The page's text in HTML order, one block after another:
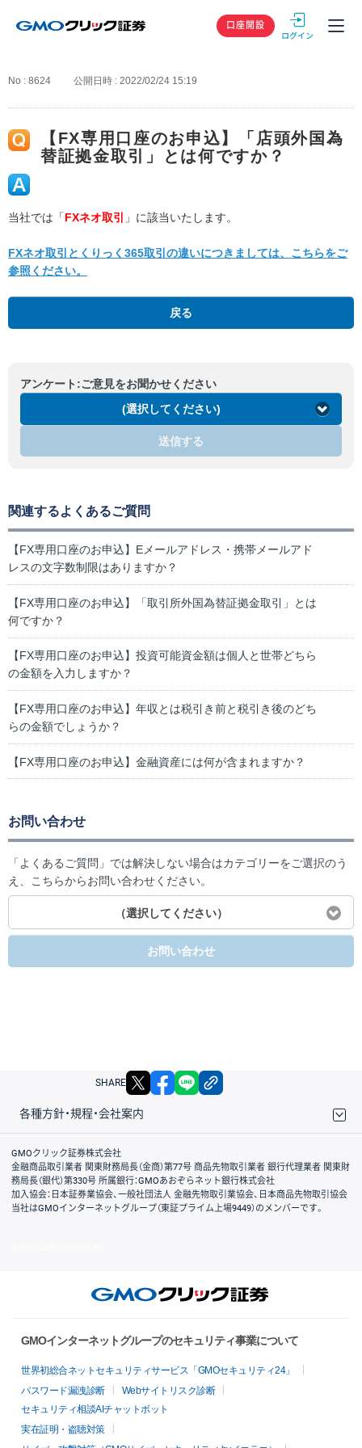
GMOクリック
口座開設
No : 8624 公開日時 : 2022/02/24 15:19
【FX専用口座のお申込】「店頭外国為
替証拠金取引」とは何ですか？
当社では「FXネオ取引 」に該当いたします。
FXネオ取引とくりっく365取引の違いにつきましては、こちらをご
参照ください。
戻る
アンケート:ご意見をお聞かせください
(選択してください)
送信する
関連するよくあるご質問
【FX専用口座のお申込】Eメールアドレス・携帯メールアド
レスの文字数制限はありますか？
【FX専用口座のお申込】「取引所外国為替証拠金取引」とは
何ですか？
【FX専用口座のお申込】投資可能資金額は個人と世帯どちら
の金額を入力しますか？
【FX専用口座のお申込】年収とは税引き前と税引き後のどち
らの金額でしょうか？
【FX専用口座のお申込】金融資産には何が含まれますか？
お問い合わせ
「よくあるご質問」では解決しない場合はカテゴリーをご選択のう
え、こちらからお問い合わせください。
（選択してください）
お問い合わせ
SHARE X facebook
各種方針・規程・会社案内
取引規程・約款
サイトマップ
その他のご案内
個人情報保護方針
最良執行方針
サイトのご利用について
ディスクレイマー
信託保全
リスク説明
会社案内
GMOクリック証券株式会社
金融商品取引業者 関東財務局長（金商）第77号 商品先物取引業者 銀行代理業者 関東財
務局長（銀代）第330号 所属銀行：GMOあおぞらネット銀行株式会社
加入協会：日本証券業協会、一般社団法人 金融先物取引業協会、日本商品先物取引協会
当社はGMOインターネットグループ（東証プライム上場9449）のメンバーです。
GMOインターネットグループのセキュリティ事業について
世界初総合ネットセキュリティサービス「GMOセキュリティ24」
パスワード漏洩診断
Webサイトリスク診断
セキュリティ相談AIチャットボット
実在証明・盗聴対策